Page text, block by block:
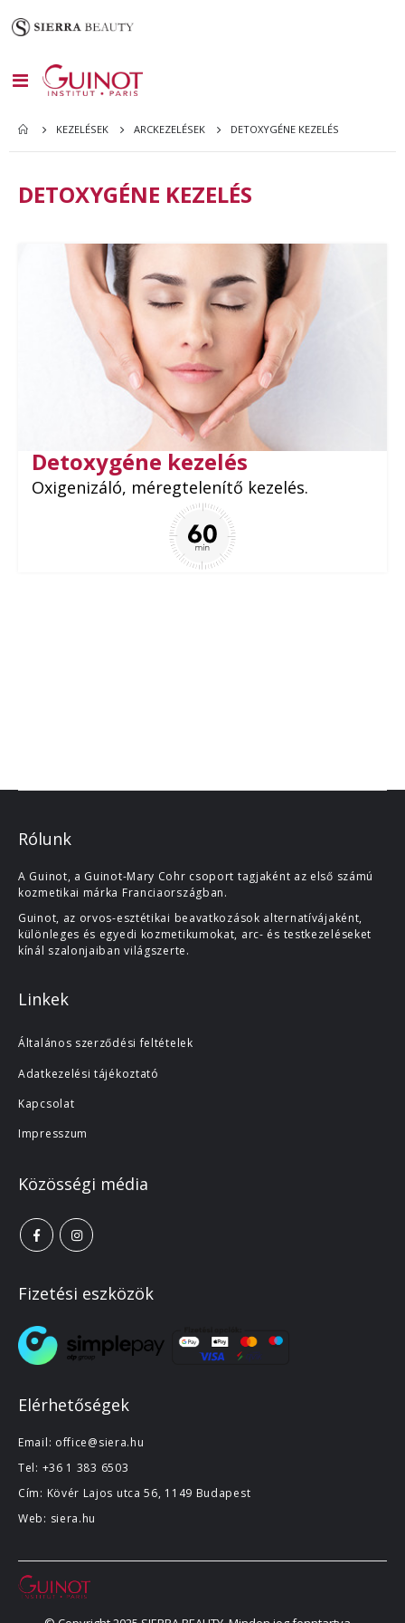
Toggle
Nav
KEZELÉSEK ARCKEZELÉSEK DETOXYGÉNE KEZELÉS
DETOXYGÉNE KEZELÉS
Detoxygéne kezelés
Oxigenizáló, méregtelenítő kezelés.
Rólunk
A Guinot, a Guinot-Mary Cohr csoport tagjaként az első számú
kozmetikai márka Franciaországban.
Guinot, az orvos-esztétikai beavatkozások alternatívájaként,
különleges és egyedi kozmetikumokat, arc- és testkezeléseket
kínál szalonjaiban világszerte.
Linkek
Általános szerződési feltételek
Adatkezelési tájékoztató
Kapcsolat
Impresszum
Közösségi média
Fizetési eszközök
Elérhetőségek
Email: office@siera.hu
Tel: +36 1 383 6503
Cím: Kövér Lajos utca 56, 1149 Budapest
Web: siera.hu